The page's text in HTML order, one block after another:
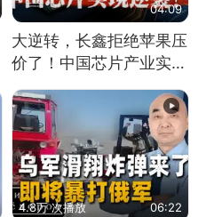
04:09
大逆转，长鑫拒绝苹果压
价了！中国芯片产业实现
4.8万 次播放 06:22